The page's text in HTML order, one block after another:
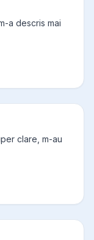
a descris mai
clare, m-au